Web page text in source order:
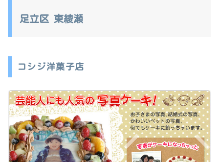
足立区 東綾瀬
コシジ洋菓子店